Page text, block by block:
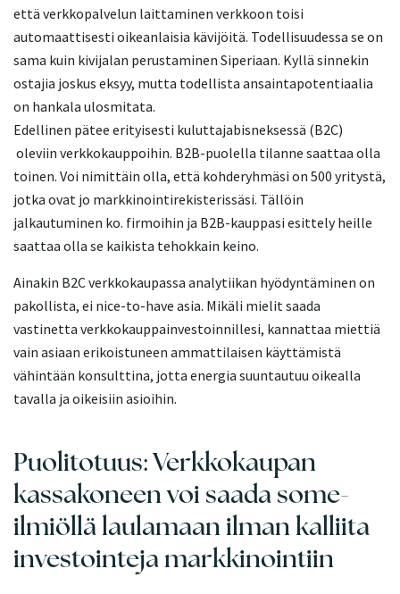
että verkkopalvelun laittaminen verkkoon toisi
automaattisesti oikeanlaisia kävijöitä. Todellisuudessa se on
sama kuin kivijalan perustaminen Siperiaan. Kyllä sinnekin
ostajia joskus eksyy, mutta todellista ansaintapotentiaalia
on hankala ulosmitata.
Edellinen pätee erityisesti kuluttajabisneksessä (B2C)
oleviin verkkokauppoihin. B2B-puolella tilanne saattaa olla
toinen. Voi nimittäin olla, että kohderyhmäsi on 500 yritystä,
jotka ovat jo markkinointirekisterissäsi. Tällöin
jalkautuminen ko. firmoihin ja B2B-kauppasi esittely heille
saattaa olla se kaikista tehokkain keino.
Ainakin B2C verkkokaupassa analytiikan hyödyntäminen on
pakollista, ei nice-to-have asia. Mikäli mielit saada
vastinetta verkkokauppainvestoinnillesi, kannattaa miettiä
vain asiaan erikoistuneen ammattilaisen käyttämistä
vähintään konsulttina, jotta energia suuntautuu oikealla
tavalla ja oikeisiin asioihin.
Puolitotuus: Verkkokaupan
kassakoneen voi saada some-
ilmiöllä laulamaan ilman kalliita
investointeja markkinointiin